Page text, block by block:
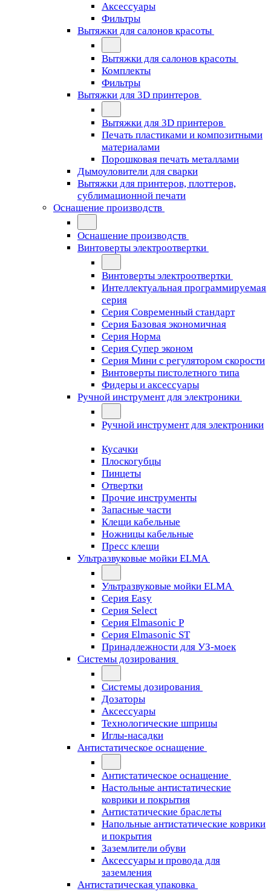
Аксессуары
Фильтры
Вытяжки для салонов красоты
Вытяжки для салонов красоты
Комплекты
Фильтры
Вытяжки для 3D принтеров
Вытяжки для 3D принтеров
Печать пластиками и композитными
материалами
Порошковая печать металлами
Дымоуловители для сварки
Вытяжки для принтеров, плоттеров,
сублимационной печати
Оснащение производств
Оснащение производств
Винтоверты электроотвертки
Винтоверты электроотвертки
Интеллектуальная программируемая
серия
Серия Современный стандарт
Серия Базовая экономичная
Серия Норма
Серия Cупер эконом
Серия Мини с регулятором скорости
Винтоверты пистолетного типа
Фидеры и аксессуары
Ручной инструмент для электроники
Ручной инструмент для электроники
Кусачки
Плоскогубцы
Пинцеты
Отвертки
Прочие инструменты
Запасные части
Клещи кабельные
Ножницы кабельные
Пресс клещи
Ультразвуковые мойки ELMA
Ультразвуковые мойки ELMA
Серия Easy
Серия Select
Серия Elmasonic P
Серия Elmasonic ST
Принадлежности для УЗ-моек
Системы дозирования
Системы дозирования
Дозаторы
Аксессуары
Технологические шприцы
Иглы-насадки
Антистатическое оснащение
Антистатическое оснащение
Настольные антистатические
коврики и покрытия
Антистатические браслеты
Напольные антистатические коврики
и покрытия
Заземлители обуви
Аксессуары и провода для
заземления
Антистатическая упаковка